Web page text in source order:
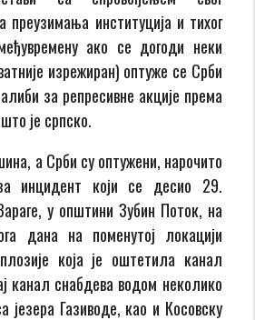
преузимања институција и тихог
ако се догоди неки
изрежиран) оптуже се Срби
за репресивне акције према
је српско.
а Срби су оптужени, нарочито
инцидент који се десио 29.
у општини Зубин Поток, на
дана на поменутој локацији
која је оштетила канал
канал снабдева водом неколико
језера Газиводе, као и Косовску